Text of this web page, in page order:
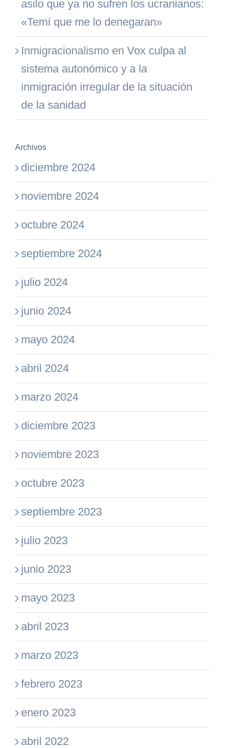
asilo que ya no sufren los ucranianos:
«Temí que me lo denegaran»
Inmigracionalismo en Vox culpa al
sistema autonómico y a la
inmigración irregular de la situación
de la sanidad
Archivos
diciembre 2024
noviembre 2024
octubre 2024
septiembre 2024
julio 2024
junio 2024
mayo 2024
abril 2024
marzo 2024
diciembre 2023
noviembre 2023
octubre 2023
septiembre 2023
julio 2023
junio 2023
mayo 2023
abril 2023
marzo 2023
febrero 2023
enero 2023
abril 2022